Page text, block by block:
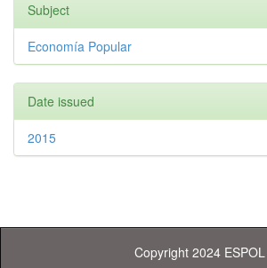
Subject
Economía Popular
Date issued
2015
Copyright 2024 ESPOL